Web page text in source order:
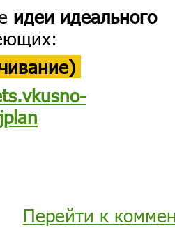
идеи идеального
Перейти к